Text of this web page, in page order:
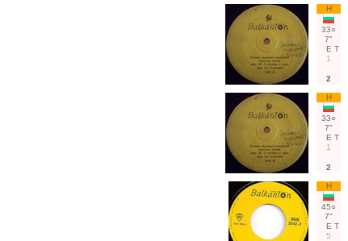
Н
33○
7"
Е Т
1
2
Н
33○
7"
Е Т
1
2
Н
45○
7"
Е Т
5